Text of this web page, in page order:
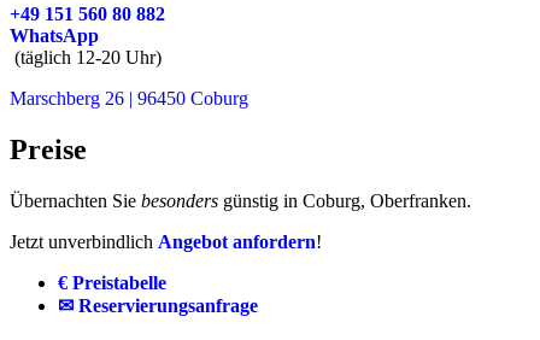
+49 151 560 80 882
WhatsApp
(täglich 12-20 Uhr)
Marschberg 26 | 96450 Coburg
Preise
Übernachten Sie besonders günstig in Coburg, Oberfranken.
Jetzt unverbindlich Angebot anfordern!
€ Preistabelle
✉ Reservierungsanfrage